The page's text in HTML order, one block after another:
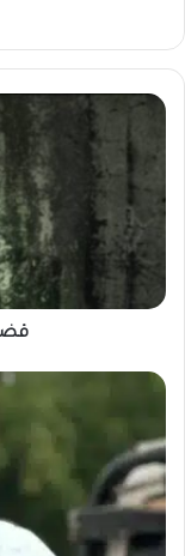
قضية
هجو
كوستي
إبراهيم
يفأجي
الجميع
بشأن
عودته